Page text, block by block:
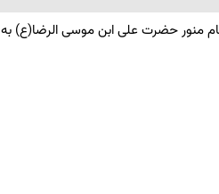
منور حضرت علی ابن موسی الرضا(ع) به